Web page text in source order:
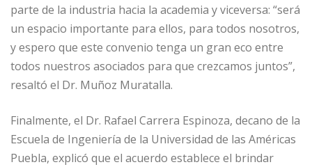
parte de la industria hacia la academia y viceversa: “será
un espacio importante para ellos, para todos nosotros,
y espero que este convenio tenga un gran eco entre
todos nuestros asociados para que crezcamos juntos”,
resaltó el Dr. Muñoz Muratalla.
Finalmente, el Dr. Rafael Carrera Espinoza, decano de la
Escuela de Ingeniería de la Universidad de las Américas
Puebla, explicó que el acuerdo establece el brindar